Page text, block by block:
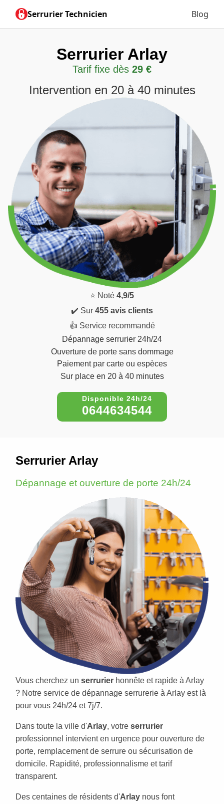
Serrurier Technicien Blog
Serrurier Arlay
Tarif fixe dès 29 €
Intervention en 20 à 40 minutes
⭐ Noté 4,9/5
✔️ Sur 455 avis clients
👍 Service recommandé
Dépannage serrurier 24h/24
Ouverture de porte sans dommage
Paiement par carte ou espèces
Sur place en 20 à 40 minutes
0644634544
Serrurier Arlay
Dépannage et ouverture de porte 24h/24
Vous cherchez un serrurier honnête et rapide à Arlay
? Notre service de dépannage serrurerie à Arlay est là
pour vous 24h/24 et 7j/7.
Dans toute la ville d'Arlay, votre serrurier
professionnel intervient en urgence pour ouverture de
porte, remplacement de serrure ou sécurisation de
domicile. Rapidité, professionnalisme et tarif
transparent.
Des centaines de résidents d'Arlay nous font